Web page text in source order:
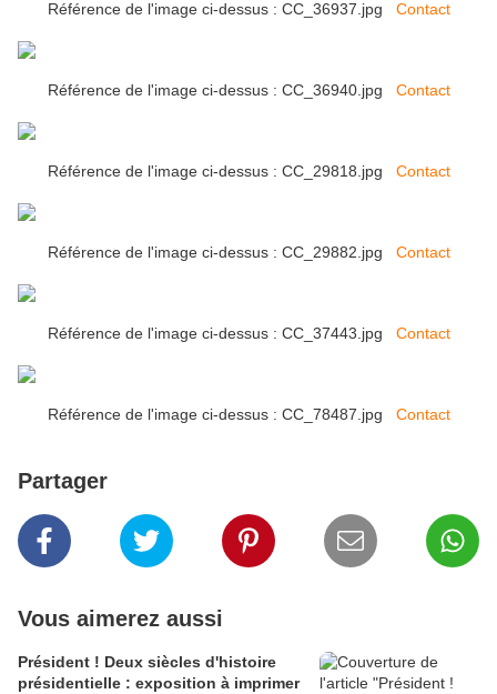
Référence de l'image ci-dessus : CC_36937.jpg Contact
Référence de l'image ci-dessus : CC_36940.jpg Contact
Référence de l'image ci-dessus : CC_29818.jpg Contact
Référence de l'image ci-dessus : CC_29882.jpg Contact
Référence de l'image ci-dessus : CC_37443.jpg Contact
Référence de l'image ci-dessus : CC_78487.jpg Contact
Partager
Vous aimerez aussi
Président ! Deux siècles d'histoire
présidentielle : exposition à imprimer